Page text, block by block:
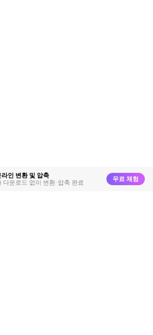
인 변환 및 압축
다운로드 없이 변환·압축 완료
무료 체험